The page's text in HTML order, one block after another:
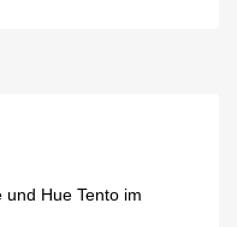
und Hue Tento im